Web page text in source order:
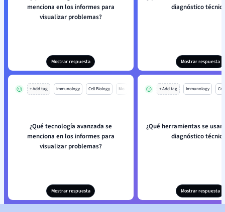
menciona en los informes para
visualizar problemas?
Mostrar respuesta
diagnóstico
Mostrar respuesta
+ Add tag Immunology Cell Biology Mo
¿Qué tecnología avanzada se
menciona en los informes para
visualizar problemas?
Mostrar respuesta
+ Add tag Immunology
¿Qué herramientas se
diagnóstico
Mostrar respuesta